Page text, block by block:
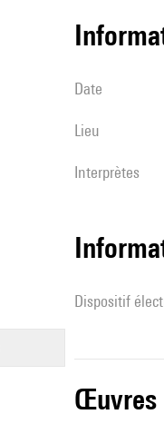
date
lieu
interprètes
Dispositif